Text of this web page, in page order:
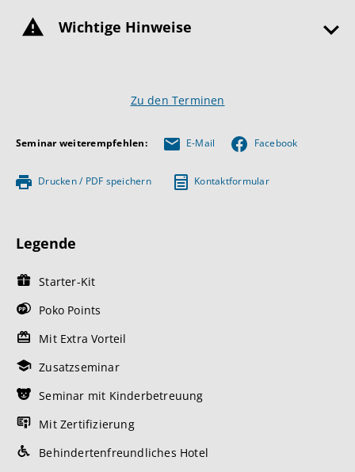
Wichtige Hinweise
Zu den Terminen
Seminar weiterempfehlen: E-Mail Facebook
Drucken / PDF speichern Kontaktformular
Legende
Starter-Kit
Poko Points
Mit Extra Vorteil
Zusatzseminar
Seminar mit Kinderbetreuung
Mit Zertifizierung
Behindertenfreundliches Hotel